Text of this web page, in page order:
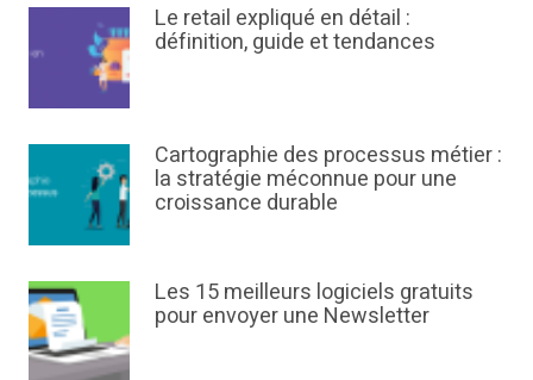
Le retail expliqué en détail :
définition, guide et tendances
Cartographie des processus métier :
la stratégie méconnue pour une
croissance durable
Les 15 meilleurs logiciels gratuits
pour envoyer une Newsletter